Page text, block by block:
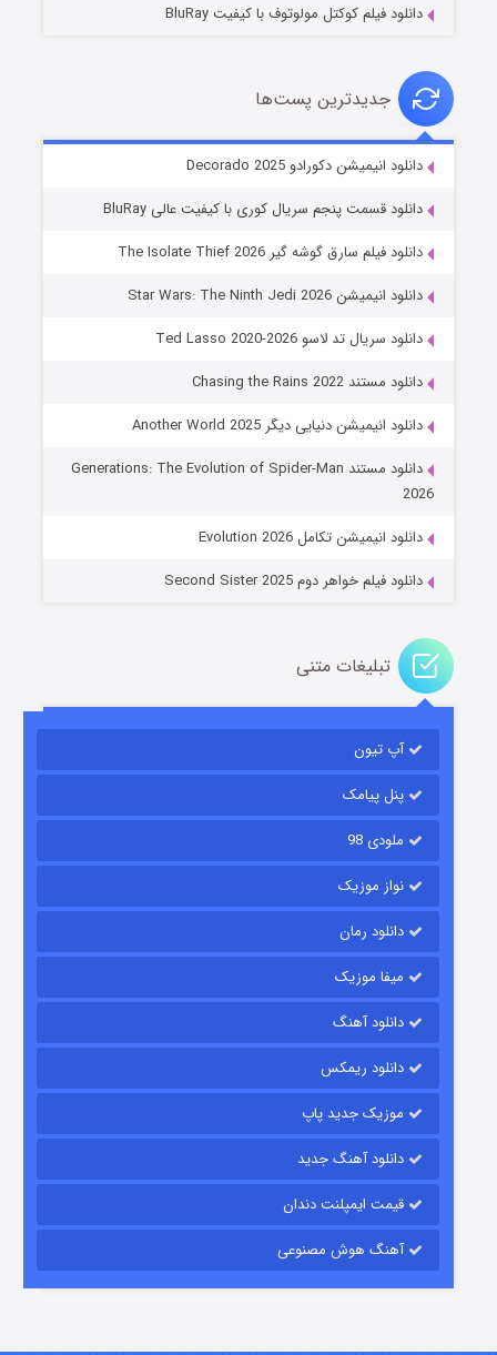
خاندان اژدها فصل ۳
جادوگری در مغولستان
قسمت14 (زیرنویس) منتشر شد
باب اسفنجی فصل ۱۷
قسمت6 (زیرنویس) منتشر شد
قسمت15 (دوبله) منتشر شد
دانلود فیلم کوکتل مولوتوف با کیفیت BluRay
جدیدترین پست‌ها
دانلود انیمیشن دکورادو Decorado 2025
دانلود قسمت پنجم سریال کوری با کیفیت عالی BluRay
دانلود فیلم سارق گوشه گیر The Isolate Thief 2026
دانلود انیمیشن Star Wars: The Ninth Jedi 2026
دانلود سریال تد لاسو Ted Lasso 2020-2026
دانلود مستند Chasing the Rains 2022
دانلود انیمیشن دنیایی دیگر Another World 2025
دانلود مستند Generations: The Evolution of Spider-Man
2026
دانلود انیمیشن تکامل Evolution 2026
دانلود فیلم خواهر دوم Second Sister 2025
تبلیغات متنی
آپ تیون
پنل پیامک
ملودی 98
نواز موزیک
دانلود رمان
میفا موزیک
دانلود آهنگ
دانلود ریمکس
موزیک جدید پاپ
دانلود آهنگ جدید
قیمت ایمپلنت دندان
آهنگ هوش مصنوعی